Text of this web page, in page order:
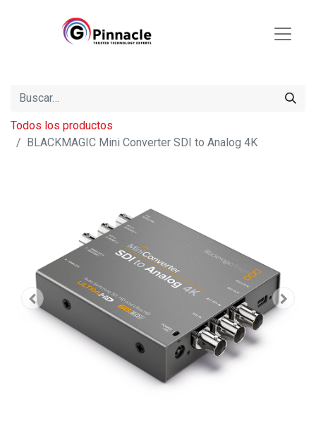
Todos los productos
BLACKMAGIC Mini Converter SDI to Analog 4K